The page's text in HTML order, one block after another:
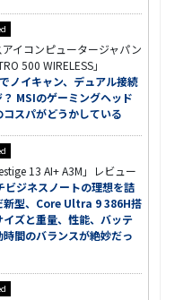
イコンピュータージャパン
500 WIRELESS」
ノイキャン、デュアル接続
？ MSIのゲーミングヘッド
コスパがどうかしている
13 AI+ A3M」レビュー
ビジネスノートの理想を詰
新型、Core Ultra 9 386H搭
イズと重量、性能、バッテ
時間のバランスが絶妙だっ